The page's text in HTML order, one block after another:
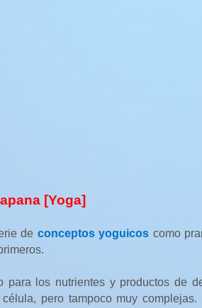
[Yoga]
de conceptos yoguicos como
para los nutrientes y productos de
pero tampoco muy complejas.